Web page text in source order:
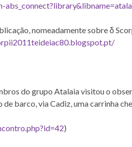
nomeadamente sobre δ
do grupo Atalaia visitou o
barco, via Cadiz, uma carrinha
)